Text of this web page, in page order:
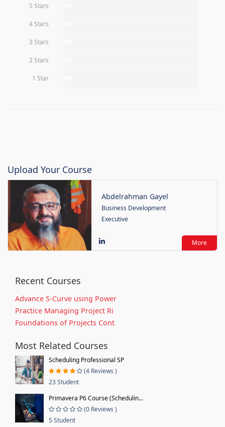
5 Stars
4 Stars
3 Stars
2 Stars
1 Star
Upload Your Course
Abdelrahman Gayel
Business Development
Executive
More
Recent Courses
Advance S-Curve using Power
Practice Managing Project Ri
Foundations of Projects Cont
Most Related Courses
Scheduling Professional SP
(4 Reviews )
23 Student
Primavera P6 Course (Schedulin...
(0 Reviews )
5 Student